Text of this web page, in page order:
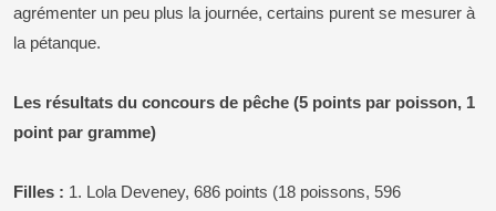
agrémenter un peu plus la journée, certains purent se mesurer à
la pétanque.
Les résultats du concours de pêche (5 points par poisson, 1
point par gramme)
Filles : 1. Lola Deveney, 686 points (18 poissons, 596